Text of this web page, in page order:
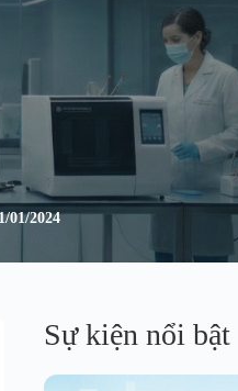
01/2024
Sự kiện nổi bật